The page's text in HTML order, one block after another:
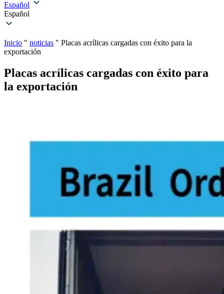
Español
Español
Inicio " noticias " Placas acrílicas cargadas con éxito para la
exportación
Placas acrílicas cargadas con éxito para
la exportación